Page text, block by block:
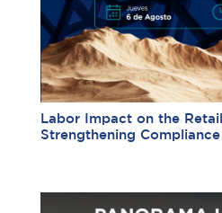
Labor Impact on the
Strengthening